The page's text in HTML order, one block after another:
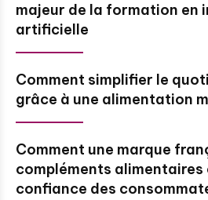
majeur de la formation en
artificielle
Comment simplifier le
grâce à une alimentation
Comment une marque
compléments
confiance des